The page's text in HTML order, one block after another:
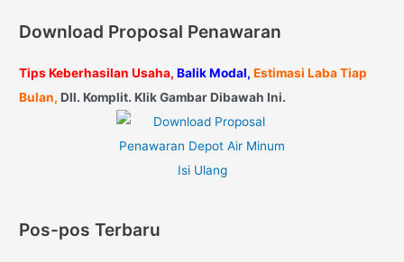
Download Proposal Penawaran
Tips Keberhasilan Usaha, Balik Modal, Estimasi Laba Tiap
Bulan, Dll. Komplit. Klik Gambar Dibawah Ini.
Pos-pos Terbaru